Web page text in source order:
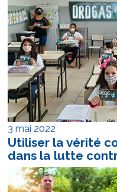
3 mai 2022
Utiliser la vérité
dans la lutte